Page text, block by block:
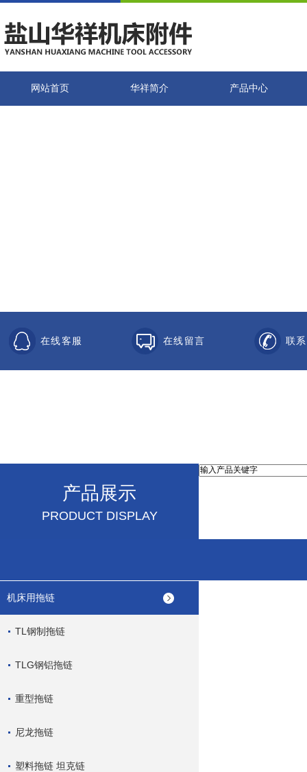
网站首页 华祥简介 产品中心
在线客服 在线留言 联
产品展示
PRODUCT DISPLAY
机床用拖链
TL钢制拖链
TLG钢铝拖链
重型拖链
尼龙拖链
塑料拖链 坦克链